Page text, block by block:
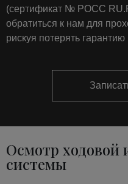
(сертификат № РОСС
обратиться к нам для
рискуя потерять
Осмотр ходовой
системы